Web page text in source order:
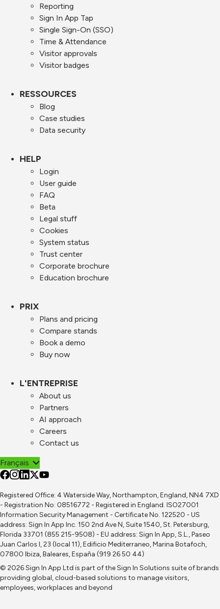
Reporting
Sign In App Tap
Single Sign-On (SSO)
Time & Attendance
Visitor approvals
Visitor badges
RESSOURCES
Blog
Case studies
Data security
HELP
Login
User guide
FAQ
Beta
Legal stuff
Cookies
System status
Trust center
Corporate brochure
Education brochure
PRIX
Plans and pricing
Compare stands
Book a demo
Buy now
L'ENTREPRISE
About us
Partners
AI approach
Careers
Contact us
Français
Registered Office: 4 Waterside Way, Northampton, England, NN4 7XD
- Registration No: 08516772 - Registered in England. ISO27001
Information Security Management - Certificate No. 122520 - US
address: Sign In App Inc. 150 2nd Ave N, Suite 1540, St. Petersburg,
Florida 33701 (855 215-9508) - EU address: Sign In App, S.L., Paseo
Juan Carlos I, 23 (local 11), Edificio Mediterraneo, Marina Botafoch,
07800 Ibiza, Baleares, España (919 26 50 44)
© 2026 Sign In App Ltd is part of theSign In Solutions suite of brands
providing global, cloud-based solutions to manage visitors,
employees, workplaces and beyond